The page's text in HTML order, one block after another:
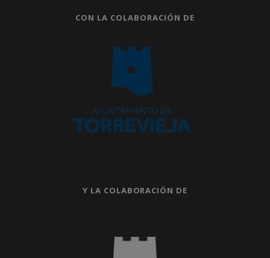
CON LA COLABORACIÓN DE
Y LA COLABORACIÓN DE